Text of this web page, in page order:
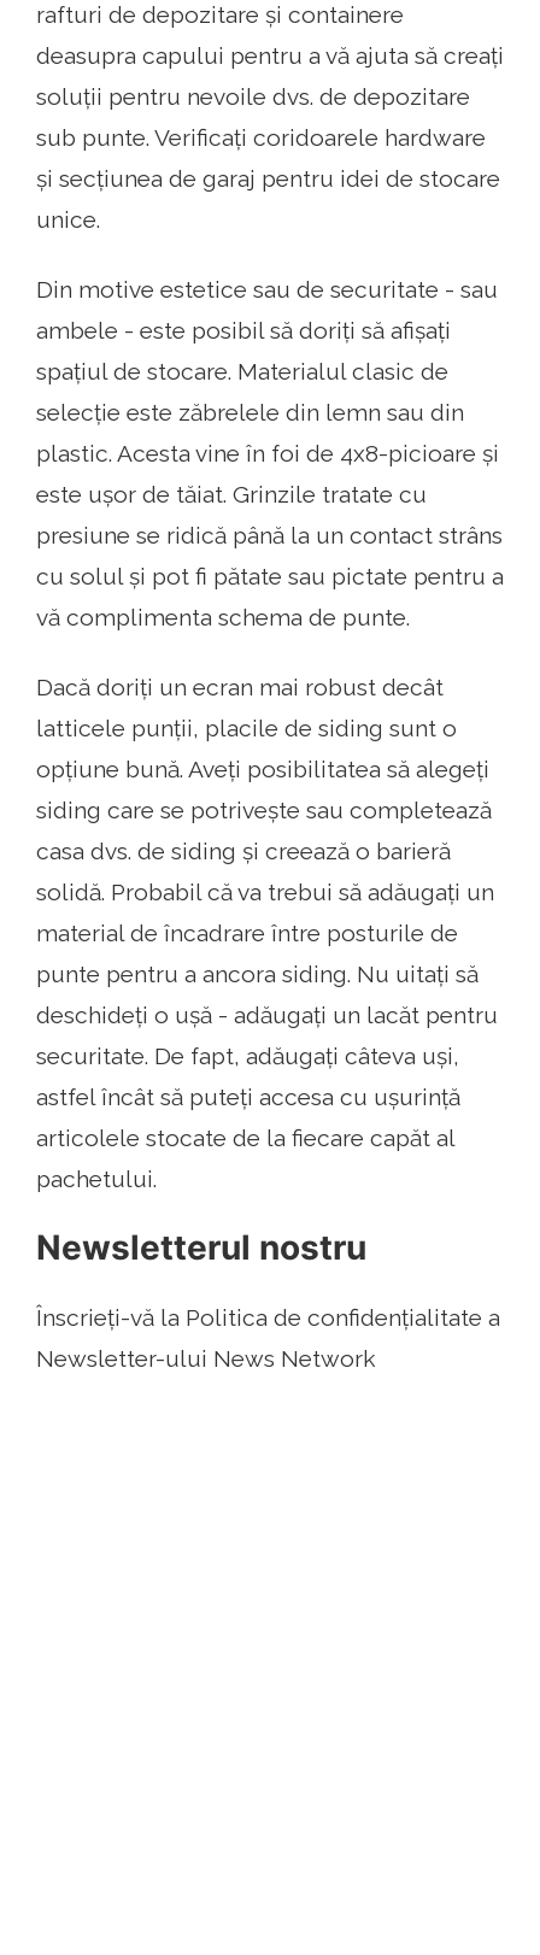
rafturi de depozitare și containere
deasupra capului pentru a vă ajuta să creați
soluții pentru nevoile dvs. de depozitare
sub punte. Verificați coridoarele hardware
și secțiunea de garaj pentru idei de stocare
unice.
Din motive estetice sau de securitate - sau
ambele - este posibil să doriți să afișați
spațiul de stocare. Materialul clasic de
selecție este zăbrelele din lemn sau din
plastic. Acesta vine în foi de 4x8-picioare și
este ușor de tăiat. Grinzile tratate cu
presiune se ridică până la un contact strâns
cu solul și pot fi pătate sau pictate pentru a
vă complimenta schema de punte.
Dacă doriți un ecran mai robust decât
latticele punții, placile de siding sunt o
opțiune bună. Aveți posibilitatea să alegeți
siding care se potrivește sau completează
casa dvs. de siding și creează o barieră
solidă. Probabil că va trebui să adăugați un
material de încadrare între posturile de
punte pentru a ancora siding. Nu uitați să
deschideți o ușă - adăugați un lacăt pentru
securitate. De fapt, adăugați câteva uși,
astfel încât să puteți accesa cu ușurință
articolele stocate de la fiecare capăt al
pachetului.
Newsletterul nostru
Înscrieți-vă la Politica de confidențialitate a
Newsletter-ului News Network